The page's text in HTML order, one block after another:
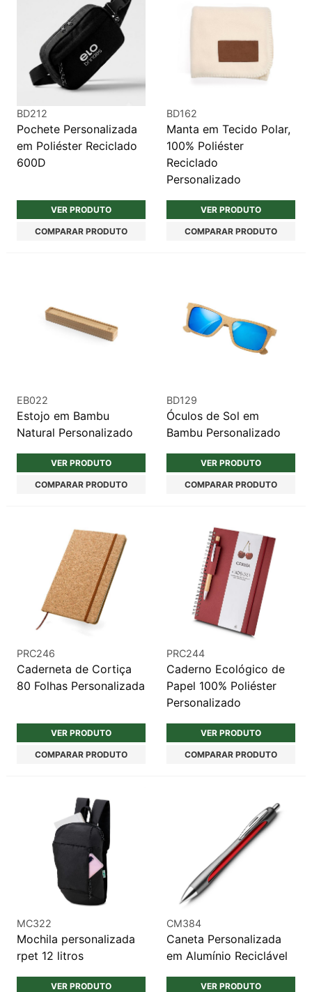
BD212
Pochete Personalizada
em Poliéster Reciclado
600D
VER PRODUTO
COMPARAR PRODUTO
BD162
Manta em Tecido Polar,
100% Poliéster
Reciclado
Personalizado
VER PRODUTO
COMPARAR PRODUTO
EB022
Estojo em Bambu
Natural Personalizado
VER PRODUTO
COMPARAR PRODUTO
BD129
Óculos de Sol em
Bambu Personalizado
VER PRODUTO
COMPARAR PRODUTO
PRC246
Caderneta de Cortiça
80 Folhas Personalizada
VER PRODUTO
COMPARAR PRODUTO
PRC244
Caderno Ecológico de
Papel 100% Poliéster
Personalizado
VER PRODUTO
COMPARAR PRODUTO
MC322
Mochila personalizada
rpet 12 litros
VER PRODUTO
CM384
Caneta Personalizada
em Alumínio Reciclável
VER PRODUTO